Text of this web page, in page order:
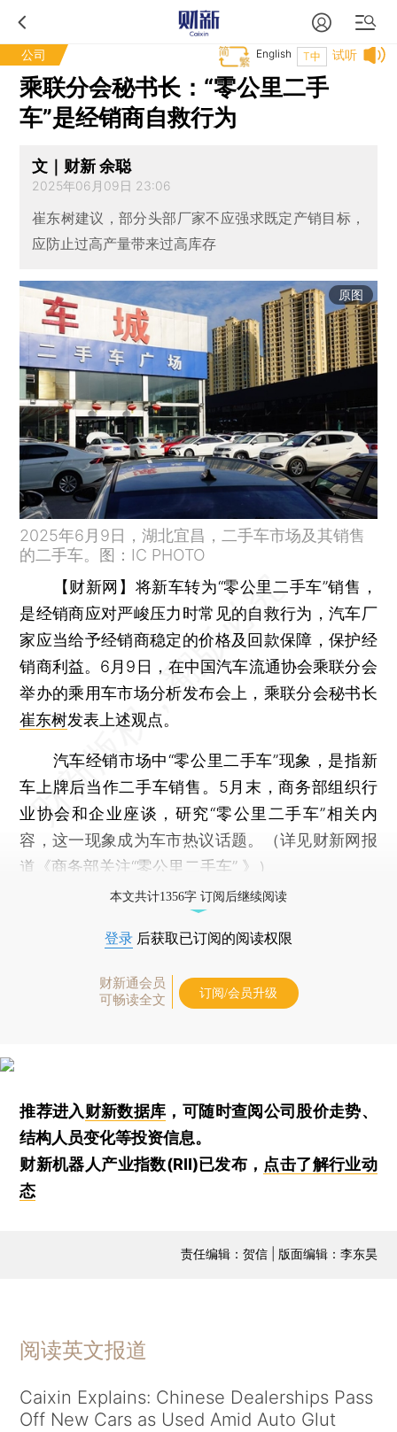
公司 试听
T中
English
乘联分会秘书长：“零公里二手
车”是经销商自救行为
文｜财新 余聪
2025年06月09日 23:06
崔东树建议，部分头部厂家不应强求既定产销目标，
应防止过高产量带来过高库存
原图
2025年6月9日，湖北宜昌，二手车市场及其销售
的二手车。图：IC PHOTO
【财新网】 将新车转为“零公里二手车”销售，
是经销商应对严峻压力时常见的自救行为，汽车厂
家应当给予经销商稳定的价格及回款保障，保护经
销商利益。6月9日，在中国汽车流通协会乘联分会
举办的乘用车市场分析发布会上，乘联分会秘书长
崔东树发表上述观点。
汽车经销市场中“零公里二手车”现象，是指新
车上牌后当作二手车销售。5月末，商务部组织行
业协会和企业座谈，研究“零公里二手车”相关内
容，这一现象成为车市热议话题。（详见财新网报
道《商务部关注“零公里二手车” 》）
本文共计1356字 订阅后继续阅读
登录 后获取已订阅的阅读权限
财新通会员
可畅读全文
订阅/会员升级
推荐进入财新数据库 ，可随时查阅公司股价走势、
结构人员变化等投资信息。
财新机器人产业指数(RII)已发布， 点击了解行业动
态
责任编辑：贺信 | 版面编辑：李东昊
阅读英文报道
Caixin Explains: Chinese Dealerships Pass
Off New Cars as Used Amid Auto Glut